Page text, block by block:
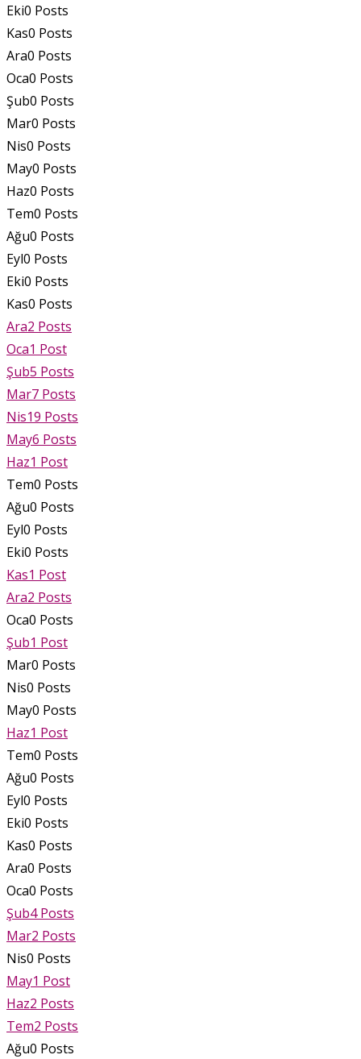
Eki0 Posts
Kas0 Posts
Ara0 Posts
Oca0 Posts
Şub0 Posts
Mar0 Posts
Nis0 Posts
May0 Posts
Haz0 Posts
Tem0 Posts
Ağu0 Posts
Eyl0 Posts
Eki0 Posts
Kas0 Posts
Ara2 Posts
Oca1 Post
Şub5 Posts
Mar7 Posts
Nis19 Posts
May6 Posts
Haz1 Post
Tem0 Posts
Ağu0 Posts
Eyl0 Posts
Eki0 Posts
Kas1 Post
Ara2 Posts
Oca0 Posts
Şub1 Post
Mar0 Posts
Nis0 Posts
May0 Posts
Haz1 Post
Tem0 Posts
Ağu0 Posts
Eyl0 Posts
Eki0 Posts
Kas0 Posts
Ara0 Posts
Oca0 Posts
Şub4 Posts
Mar2 Posts
Nis0 Posts
May1 Post
Haz2 Posts
Tem2 Posts
Ağu0 Posts